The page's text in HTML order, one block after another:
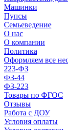
Машинки
Пупсы
Семьеведение
О нас
О компании
Политика
Оформляем все
223-ФЗ
ФЗ-44
ФЗ-223
Товары по ФГОС
Отзывы
Работа с ДОУ
Условия оплаты